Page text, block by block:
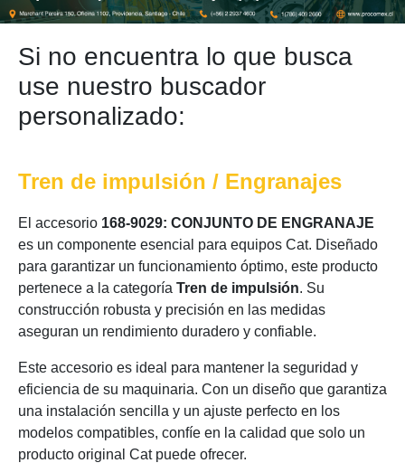
Si no encuentra lo que busca
use nuestro buscador
personalizado:
Tren de impulsión / Engranajes
El accesorio 168-9029: CONJUNTO DE ENGRANAJE
es un componente esencial para equipos Cat. Diseñado
para garantizar un funcionamiento óptimo, este producto
pertenece a la categoría Tren de impulsión. Su
construcción robusta y precisión en las medidas
aseguran un rendimiento duradero y confiable.
Este accesorio es ideal para mantener la seguridad y
eficiencia de su maquinaria. Con un diseño que garantiza
una instalación sencilla y un ajuste perfecto en los
modelos compatibles, confíe en la calidad que solo un
producto original Cat puede ofrecer.